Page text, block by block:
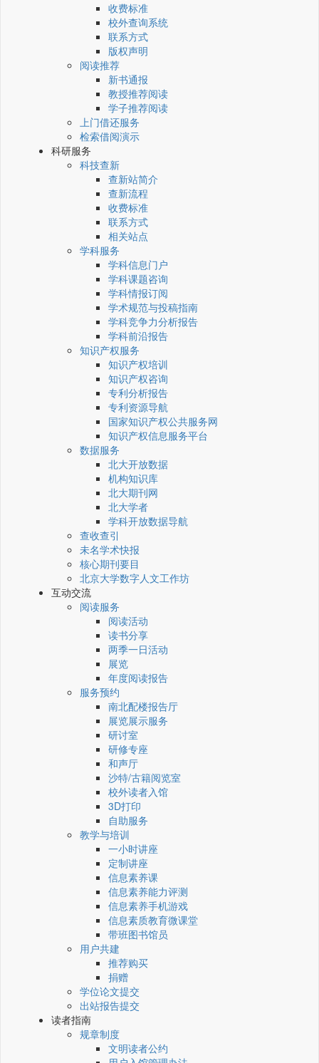
收费标准
校外查询系统
联系方式
版权声明
阅读推荐
新书通报
教授推荐阅读
学子推荐阅读
上门借还服务
检索借阅演示
科研服务
科技查新
查新站简介
查新流程
收费标准
联系方式
相关站点
学科服务
学科信息门户
学科课题咨询
学科情报订阅
学术规范与投稿指南
学科竞争力分析报告
学科前沿报告
知识产权服务
知识产权培训
知识产权咨询
专利分析报告
专利资源导航
国家知识产权公共服务网
知识产权信息服务平台
数据服务
北大开放数据
机构知识库
北大期刊网
北大学者
学科开放数据导航
查收查引
未名学术快报
核心期刊要目
北京大学数字人文工作坊
互动交流
阅读服务
阅读活动
读书分享
两季一日活动
展览
年度阅读报告
服务预约
南北配楼报告厅
展览展示服务
研讨室
研修专座
和声厅
沙特/古籍阅览室
校外读者入馆
3D打印
自助服务
教学与培训
一小时讲座
定制讲座
信息素养课
信息素养能力评测
信息素养手机游戏
信息素质教育微课堂
带班图书馆员
用户共建
推荐购买
捐赠
学位论文提交
出站报告提交
读者指南
规章制度
文明读者公约